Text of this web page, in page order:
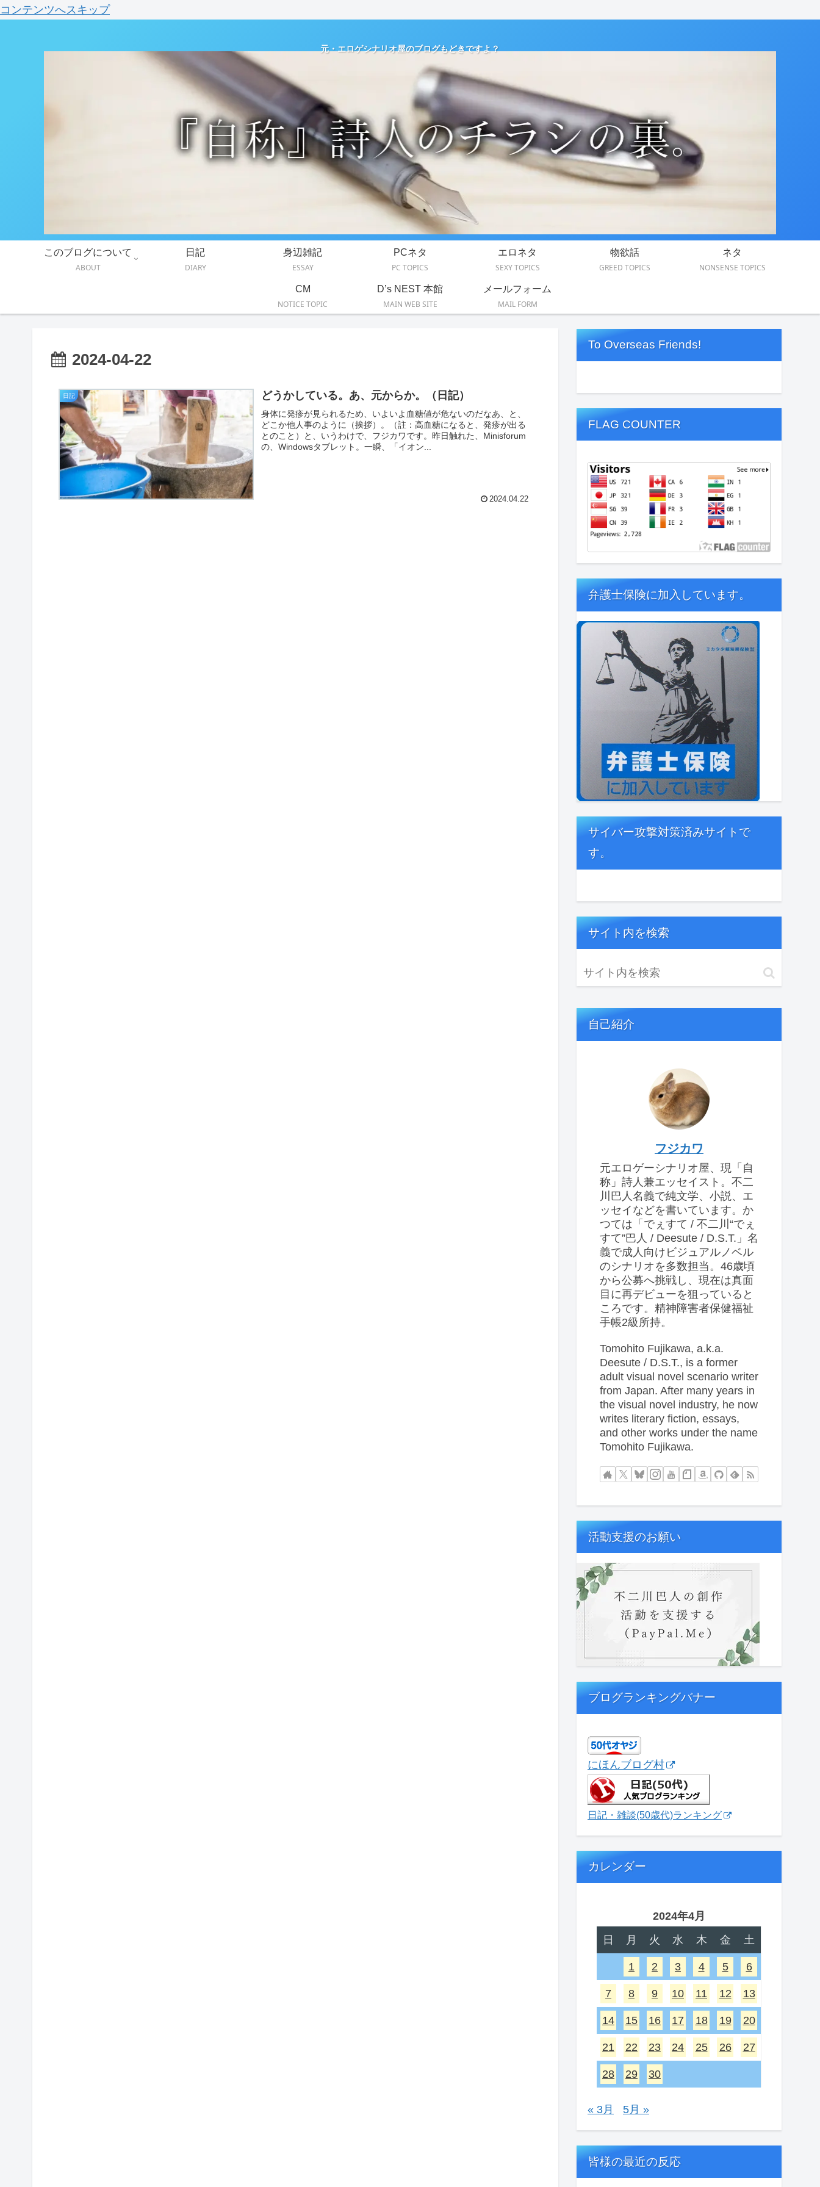
コンテンツへスキップ
元・エロゲシナリオ屋のブログもどきですよ？
このブログについて
ABOUT
日記
DIARY
身辺雑記
ESSAY
PCネタ
PC TOPICS
エロネタ
SEXY TOPICS
物欲話
GREED TOPICS
ネタ
NONSENSE TOPICS
CM
NOTICE TOPIC
D’s NEST 本館
MAIN WEB SITE
メールフォーム
MAIL FORM
2024-04-22
日記 どうかしている。あ、元からか。（日記）
身体に発疹が見られるため、いよいよ血糖値が危ないのだなあ、と、
どこか他人事のように（挨拶）。（註：高血糖になると、発疹が出る
とのこと）と、いうわけで、フジカワです。昨日触れた、Minisforum
の、Windowsタブレット。一瞬、「イオン...
2024.04.22
To Overseas Friends!
FLAG COUNTER
弁護士保険に加入しています。
サイバー攻撃対策済みサイトで
す。
サイト内を検索
自己紹介
フジカワ
元エロゲーシナリオ屋、現「自
称」詩人兼エッセイスト。不二
川巴人名義で純文学、小説、エ
ッセイなどを書いています。か
つては「でぇすて / 不二川“でぇ
すて”巴人 / Deesute / D.S.T.」名
義で成人向けビジュアルノベル
のシナリオを多数担当。46歳頃
から公募へ挑戦し、現在は真面
目に再デビューを狙っていると
ころです。精神障害者保健福祉
手帳2級所持。
Tomohito Fujikawa, a.k.a.
Deesute / D.S.T., is a former
adult visual novel scenario writer
from Japan. After many years in
the visual novel industry, he now
writes literary fiction, essays,
and other works under the name
Tomohito Fujikawa.
活動支援のお願い
ブログランキングバナー
にほんブログ村
日記・雑談(50歳代)ランキング
カレンダー
2024年4月
日
月 火 水 木 金 土
1 2 3 4 5 6
7 8 9 10 11 12 13
14 15 16 17 18 19 20
21 22 23 24 25 26 27
28 29 30
« 3月 5月 »
皆様の最近の反応